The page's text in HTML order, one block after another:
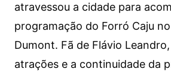
atravessou a cidade para
programação do Forró Caju
Dumont. Fã de Flávio
atrações e a continuidade da